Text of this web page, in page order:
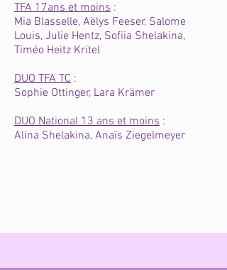
TFA 17ans et moins :
Mia Blasselle, Aëlys Feeser, Salome
Louis, Julie Hentz, Sofiia Shelakina,
Timéo Heitz Kritel
DUO TFA TC :
Sophie Ottinger, Lara Krämer
DUO National 13 ans et moins :
Alina Shelakina, Anaïs Ziegelmeyer